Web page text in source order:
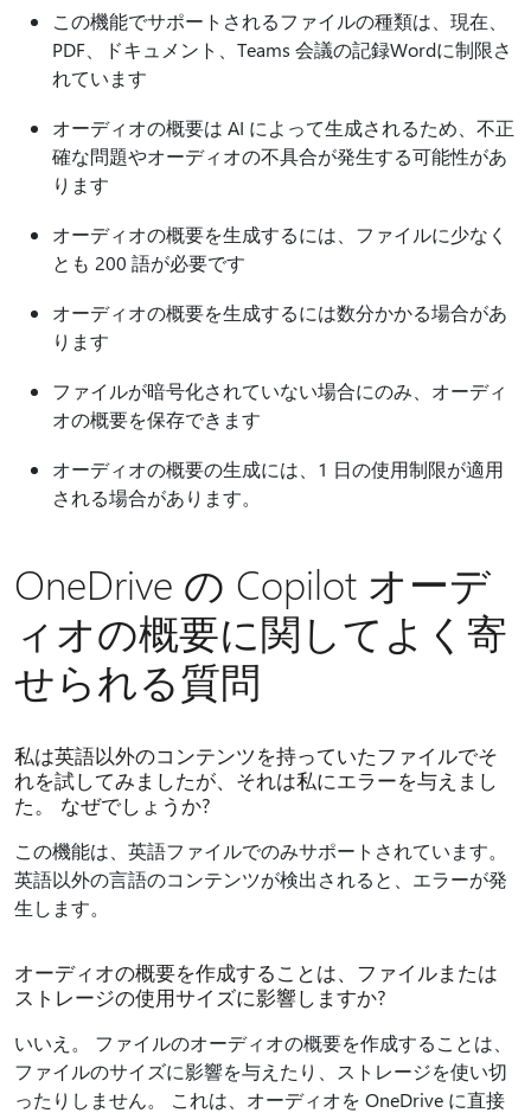
この機能でサポートされるファイルの種類は、現在、
PDF、ドキュメント、Teams 会議の記録Wordに制限さ
れています
オーディオの概要は AI によって生成されるため、不正
確な問題やオーディオの不具合が発生する可能性があ
ります
オーディオの概要を生成するには、ファイルに少なく
とも 200 語が必要です
オーディオの概要を生成するには数分かかる場合があ
ります
ファイルが暗号化されていない場合にのみ、オーディ
オの概要を保存できます
オーディオの概要の生成には、1 日の使用制限が適用
される場合があります。
OneDrive の Copilot オーデ
ィオの概要に関してよく寄
せられる質問
私は英語以外のコンテンツを持っていたファイルでそ
れを試してみましたが、それは私にエラーを与えまし
た。 なぜでしょうか?
この機能は、英語ファイルでのみサポートされています。
英語以外の言語のコンテンツが検出されると、エラーが発
生します。
オーディオの概要を作成することは、ファイルまたは
ストレージの使用サイズに影響しますか?
いいえ。 ファイルのオーディオの概要を作成することは、
ファイルのサイズに影響を与えたり、ストレージを使い切
ったりしません。 これは、オーディオを OneDrive に直接